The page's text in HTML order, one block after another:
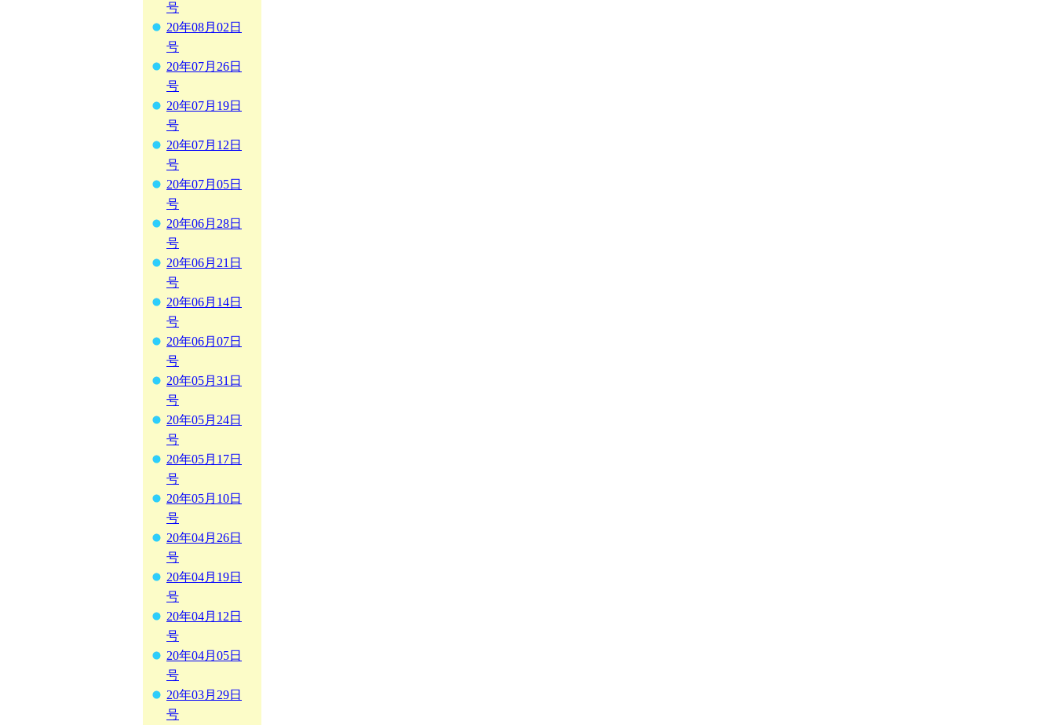
号
20年08月02日
号
20年07月26日
号
20年07月19日
号
20年07月12日
号
20年07月05日
号
20年06月28日
号
20年06月21日
号
20年06月14日
号
20年06月07日
号
20年05月31日
号
20年05月24日
号
20年05月17日
号
20年05月10日
号
20年04月26日
号
20年04月19日
号
20年04月12日
号
20年04月05日
号
20年03月29日
号